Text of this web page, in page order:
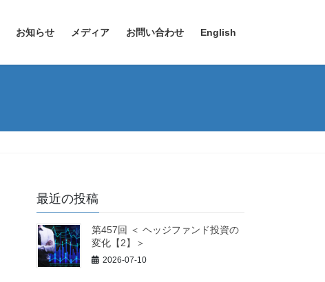
お知らせ メディア お問い合わせ English
最近の投稿
第457回 ＜ ヘッジファンド投資の
変化【2】＞
2026-07-10